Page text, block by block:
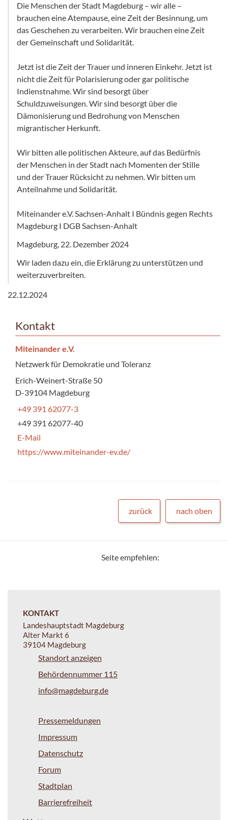
Die Menschen der Stadt Magdeburg – wir alle –
brauchen eine Atempause, eine Zeit der Besinnung, um
das Gesche­hen zu verarbeiten. Wir brauchen eine Zeit
der Gemeinschaft und Solidarität.
Jetzt ist die Zeit der Trauer und inneren Einkehr. Jetzt ist
nicht die Zeit für Polarisierung oder gar politische
Indienst­nahme. Wir sind besorgt über
Schuldzuweisungen. Wir sind besorgt über die
Dämonisierung und Bedrohung von Men­schen
migrantischer Herkunft.
Wir bitten alle politischen Akteure, auf das Bedürfnis
der Menschen in der Stadt nach Momenten der Stille
und der Trauer Rücksicht zu nehmen. Wir bitten um
Anteilnahme und Solidarität.
Miteinander e.V. Sachsen-Anhalt I Bündnis gegen Rechts
Magdeburg I DGB Sachsen-Anhalt
Magdeburg, 22. Dezember 2024
Wir laden dazu ein, die Erklärung zu unterstützen und
weiterzuverbreiten.
22.12.2024
Kontakt
Miteinander e.V.
Netzwerk für Demokratie und Toleranz
Erich-Weinert-Straße 50
D-39104 Magdeburg
+49 391 62077-3
+49 391 62077-40
E-Mail
https://www.miteinander-ev.de/
zurück nach oben
Seite empfehlen:
KONTAKT
Landeshauptstadt Magdeburg
Alter Markt 6
39104 Magdeburg
Standort anzeigen
Behördennummer 115
info@magdeburg.de
Pressemeldungen
Impressum
Datenschutz
Forum
Stadtplan
Barrierefreiheit